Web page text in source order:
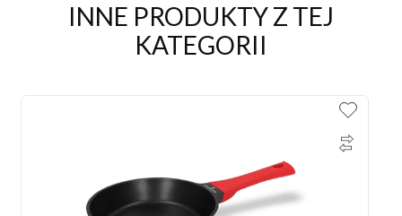
INNE PRODUKTY Z TEJ
KATEGORII